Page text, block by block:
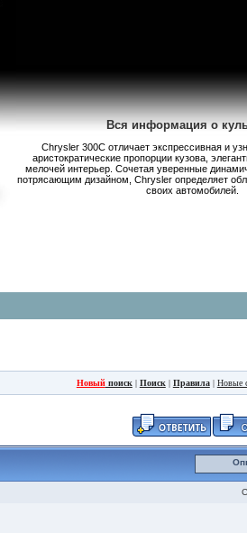
Вся информация о
Chrysler 300С отличает экспрессивная и
аристократические пропорции кузова,
мелочей интерьер. Сочетая уверенные
потрясающим дизайном, Chrysler определяет
своих автомобилей.
Новыйпоиск| Поиск| Правила| Новые